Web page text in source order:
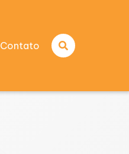
Contato